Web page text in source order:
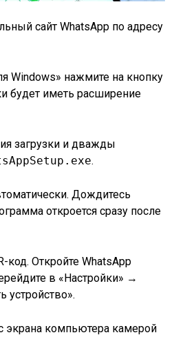
сайт WhatsApp по адресу
Windows» нажмите на кнопку
будет иметь расширение
загрузки и дважды
.
Дождитесь
откроется сразу после
код. Откройте WhatsApp
в «Настройки» →
устройство».
экрана компьютера камерой